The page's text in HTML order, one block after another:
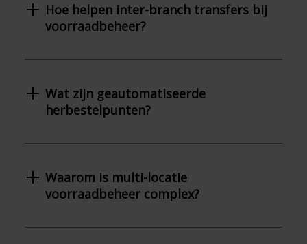
Hoe helpen inter-branch transfers bij
voorraadbeheer?
Wat zijn geautomatiseerde
herbestelpunten?
Waarom is multi-locatie
voorraadbeheer complex?